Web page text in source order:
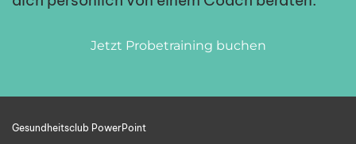
Jetzt Probetraining buchen
Gesundheitsclub PowerPoint